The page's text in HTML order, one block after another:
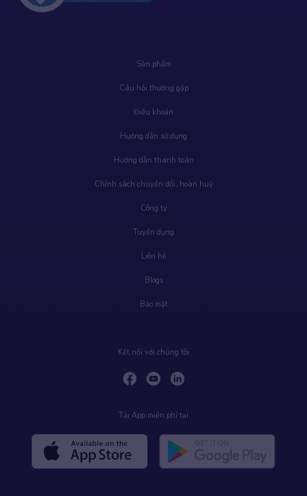
Sản phẩm
Câu hỏi thường gặp
Điều khoản
Hướng dẫn sử dụng
Hướng dẫn thanh toán
Chính sách chuyển đổi, hoàn huỷ
Công ty
Tuyển dụng
Liên hệ
Blogs
Bảo mật
Kết nối với chúng tôi
Tải App miễn phí tại